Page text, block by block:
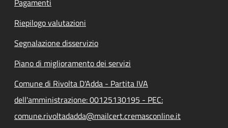
Pagamenti
Riepilogo valutazioni
Segnalazione disservizio
Piano di miglioramento dei servizi
Comune di Rivolta D'Adda - Partita IVA
dell'amministrazione: 00125130195 - PEC:
comune.rivoltadadda@mailcert.cremasconline.it